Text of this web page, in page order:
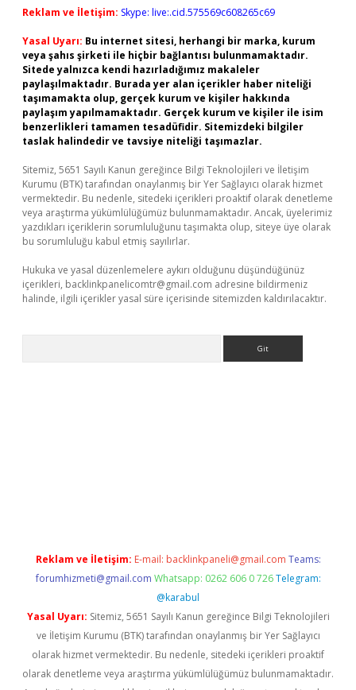
Reklam ve İletişim: Skype: live:.cid.575569c608265c69
Yasal Uyarı: Bu internet sitesi, herhangi bir marka, kurum
veya şahıs şirketi ile hiçbir bağlantısı bulunmamaktadır.
Sitede yalnızca kendi hazırladığımız makaleler
paylaşılmaktadır. Burada yer alan içerikler haber niteliği
taşımamakta olup, gerçek kurum ve kişiler hakkında
paylaşım yapılmamaktadır. Gerçek kurum ve kişiler ile isim
benzerlikleri tamamen tesadüfidir. Sitemizdeki bilgiler
taslak halindedir ve tavsiye niteliği taşımazlar.
Sitemiz, 5651 Sayılı Kanun gereğince Bilgi Teknolojileri ve İletişim
Kurumu (BTK) tarafından onaylanmış bir Yer Sağlayıcı olarak hizmet
vermektedir. Bu nedenle, sitedeki içerikleri proaktif olarak denetleme
veya araştırma yükümlülüğümüz bulunmamaktadır. Ancak, üyelerimiz
yazdıkları içeriklerin sorumluluğunu taşımakta olup, siteye üye olarak
bu sorumluluğu kabul etmiş sayılırlar.
Hukuka ve yasal düzenlemelere aykırı olduğunu düşündüğünüz
içerikleri, backlinkpanelicomtr@gmail.com adresine bildirmeniz
halinde, ilgili içerikler yasal süre içerisinde sitemizden kaldırılacaktır.
Reklam ve İletişim: E-mail: backlinkpaneli@gmail.com Teams:
forumhizmeti@gmail.com Whatsapp: 0262 606 0 726 Telegram:
@karabul
Yasal Uyarı: Sitemiz, 5651 Sayılı Kanun gereğince Bilgi Teknolojileri
ve İletişim Kurumu (BTK) tarafından onaylanmış bir Yer Sağlayıcı
olarak hizmet vermektedir. Bu nedenle, sitedeki içerikleri proaktif
olarak denetleme veya araştırma yükümlülüğümüz bulunmamaktadır.